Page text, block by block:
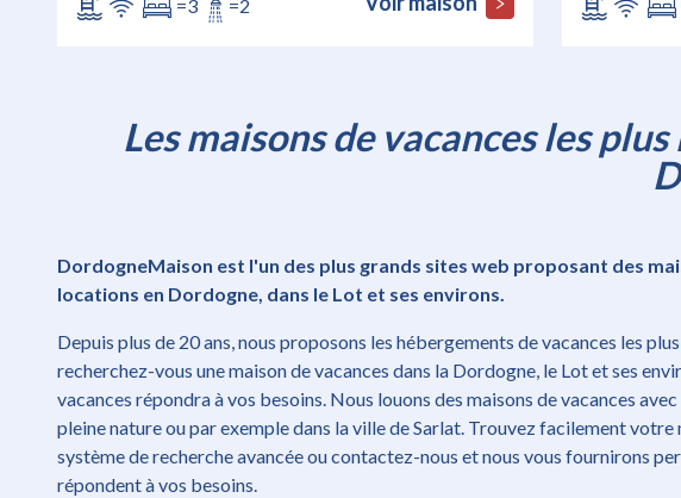
=3
=2
Les maisons de vacances les
DordogneMaison est l'un des plus grands sites web proposant des
locations en Dordogne, dans le Lot et ses environs.
Depuis plus de 20 ans, nous proposons les hébergements de vacances les
recherchez-vous une maison de vacances dans la Dordogne, le Lot et ses
vacances répondra à vos besoins. Nous louons des maisons de vacances
pleine nature ou par exemple dans la ville de Sarlat. Trouvez facilement
système de recherche avancée ou contactez-nous et nous vous fournirons
répondent à vos besoins.